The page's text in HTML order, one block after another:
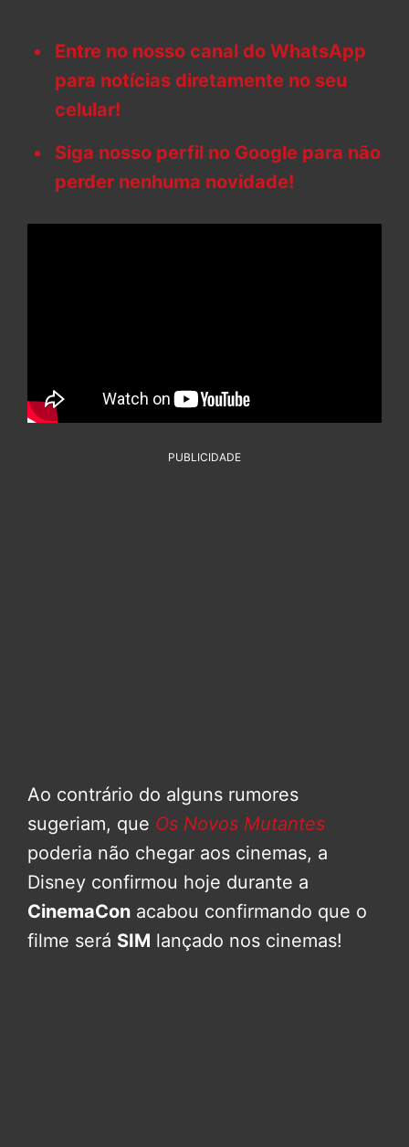
Entre no nosso canal do WhatsApp
para notícias diretamente no seu
celular!
Siga nosso perfil no Google para não
perder nenhuma novidade!
PUBLICIDADE
Ao contrário do alguns rumores
sugeriam, que Os Novos Mutantes
poderia não chegar aos cinemas, a
Disney confirmou hoje durante a
CinemaCon acabou confirmando que o
filme será SIM lançado nos cinemas!